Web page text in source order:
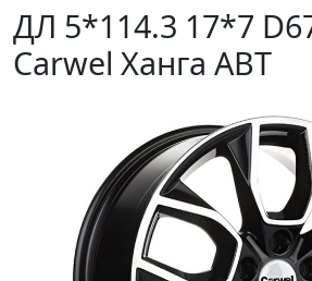
ДЛ 5*114.3 17*7
Carwel Ханга ABT